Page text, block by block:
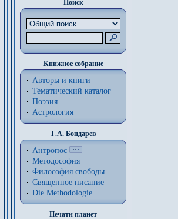
Поиск
Книжное собрание
Авторы и книги
Тематический каталог
Поэзия
Астрология
Г.А. Бондарев
Антропос
Методософия
Философия cвободы
Священное писание
Die Methodologie...
Печати планет